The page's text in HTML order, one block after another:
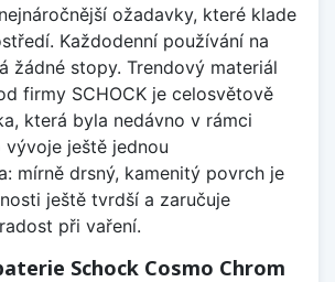
ožadavky, které klade
Každodenní používání na
žádné stopy. Trendový materiál
firmy SCHOCK je celosvětově
která byla nedávno v rámci
vývoje ještě jednou
mírně drsný, kamenitý povrch je
ještě tvrdší a zaručuje
při vaření.
Schock Cosmo Chrom